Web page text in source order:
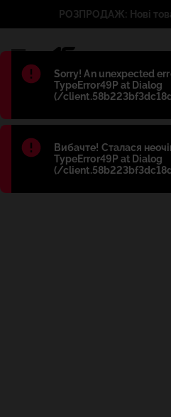
Błąd:
Sorry! An unexpected
TypeError49P at Dialog
(/
Błąd:
Вибачте! Сталася
TypeError49P at Dialog
(/
РОЗПРОДАЖ: Нові